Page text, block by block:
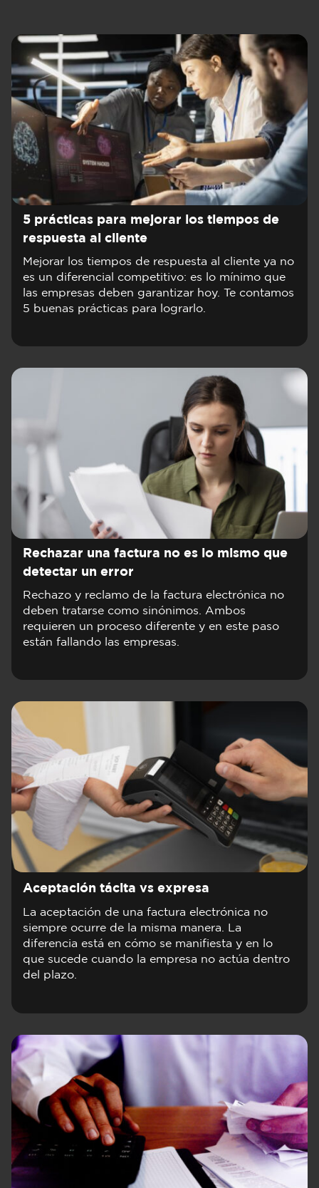
5 prácticas para mejorar los tiempos de
respuesta al cliente
Mejorar los tiempos de respuesta al cliente ya no
es un diferencial competitivo: es lo mínimo que
las empresas deben garantizar hoy. Te contamos
5 buenas prácticas para lograrlo.
Rechazar una factura no es lo mismo que
detectar un error
Rechazo y reclamo de la factura electrónica no
deben tratarse como sinónimos. Ambos
requieren un proceso diferente y en este paso
están fallando las empresas.
Aceptación tácita vs expresa
La aceptación de una factura electrónica no
siempre ocurre de la misma manera. La
diferencia está en cómo se manifiesta y en lo
que sucede cuando la empresa no actúa dentro
del plazo.